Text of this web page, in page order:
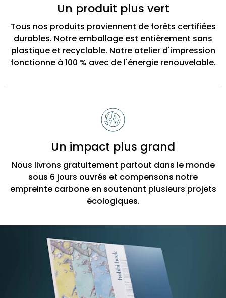
Un produit plus vert
Tous nos produits proviennent de forêts certifiées
durables. Notre emballage est entièrement sans
plastique et recyclable. Notre atelier d'impression
fonctionne à 100 % avec de l'énergie renouvelable.
Un impact plus grand
Nous livrons gratuitement partout dans le monde
sous 6 jours ouvrés et compensons notre
empreinte carbone en soutenant plusieurs projets
écologiques.